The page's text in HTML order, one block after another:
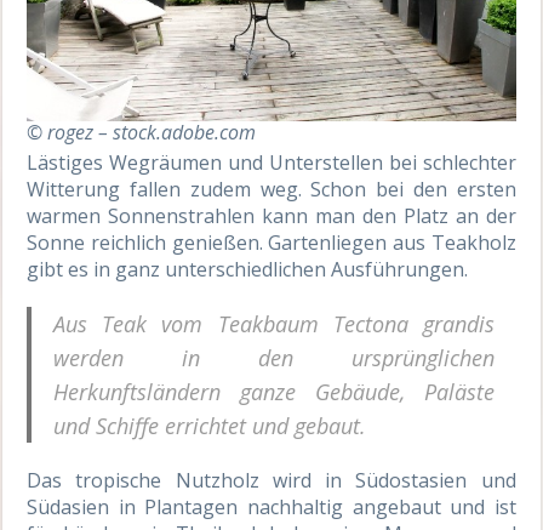
© rogez – stock.adobe.com
Lästiges Wegräumen und Unterstellen bei schlechter
Witterung fallen zudem weg. Schon bei den ersten
warmen Sonnenstrahlen kann man den Platz an der
Sonne reichlich genießen. Gartenliegen aus Teakholz
gibt es in ganz unterschiedlichen Ausführungen.
Aus Teak vom Teakbaum Tectona grandis
werden in den ursprünglichen
Herkunftsländern ganze Gebäude, Paläste
und Schiffe errichtet und gebaut.
Das tropische Nutzholz wird in Südostasien und
Südasien in Plantagen nachhaltig angebaut und ist